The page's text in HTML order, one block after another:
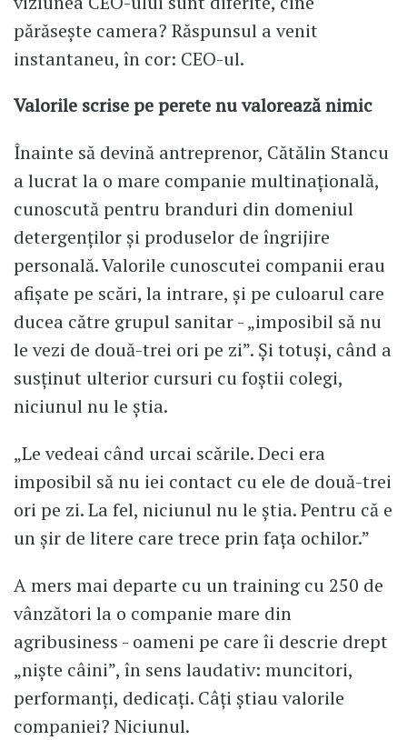
părăsește camera? Răspunsul a venit
instantaneu, în cor: CEO-ul.
Valorile scrise pe perete nu valorează nimic
Înainte să devină antreprenor, Cătălin Stancu
a lucrat la o mare companie multinațională,
cunoscută pentru branduri din domeniul
detergenților și produselor de îngrijire
personală. Valorile cunoscutei companii erau
afișate pe scări, la intrare, și pe culoarul care
ducea către grupul sanitar - „imposibil să nu
le vezi de două-trei ori pe zi”. Și totuși, când a
susținut ulterior cursuri cu foștii colegi,
niciunul nu le știa.
„Le vedeai când urcai scările. Deci era
imposibil să nu iei contact cu ele de două-trei
ori pe zi. La fel, niciunul nu le știa. Pentru că e
un șir de litere care trece prin fața ochilor.”
A mers mai departe cu un training cu 250 de
vânzători la o companie mare din
agribusiness - oameni pe care îi descrie drept
„niște câini”, în sens laudativ: muncitori,
performanți, dedicați. Câți știau valorile
companiei? Niciunul.